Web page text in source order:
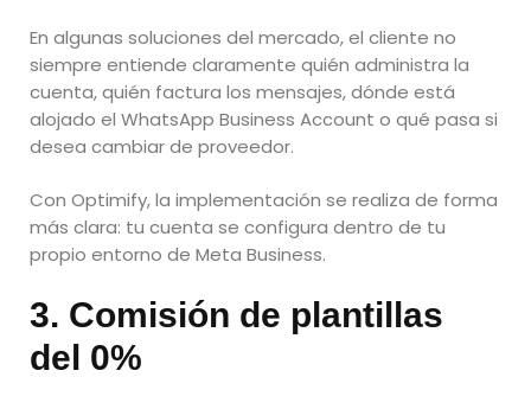
En algunas soluciones del mercado, el cliente no
siempre entiende claramente quién administra la
cuenta, quién factura los mensajes, dónde está
alojado el WhatsApp Business Account o qué pasa si
desea cambiar de proveedor.
Con Optimify, la implementación se realiza de forma
más clara: tu cuenta se configura dentro de tu
propio entorno de Meta Business.
3. Comisión de plantillas
del 0%